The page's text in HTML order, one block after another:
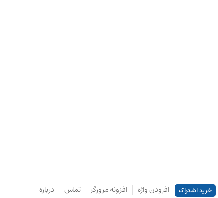
خرید اشتراک افزودن واژه افزونه مرورگر تماس درباره